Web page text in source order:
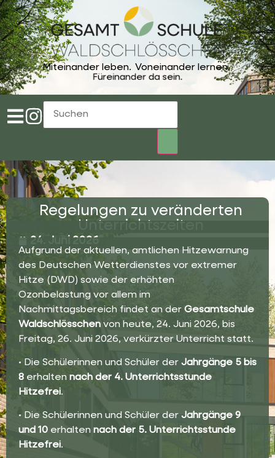
Miteinander leben. Voneinander lernen.
Füreinander da sein.
Regelungen zu veränderten
Unterrichtszeiten
24. Juni 2026
Aufgrund der aktuellen, amtlichen Hitzewarnung
des Deutschen Wetterdienstes vor extremer
Hitze (DWD) sowie der erhöhten
Ozonbelastung vor allem im
Nachmittagsbereich findet an der Gesamtschule
Waldschlösschen von heute, 24. Juni 2026, bis
Freitag, 26. Juni 2026, verkürzter Unterricht statt.
• Die Schülerinnen und Schüler der Jahrgänge 5 bis
8 erhalten nach der 4. Unterrichtsstunde
Hitzefrei.
• Die Schülerinnen und Schüler der Jahrgänge 9
und 10 erhalten nach der 5. Unterrichtsstunde
Hitzefrei.